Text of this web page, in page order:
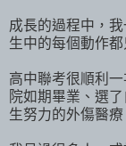
成長的過程中，
生中的每個動作都
高中聯考很順利
院如期畢業、選
生努力的外傷醫